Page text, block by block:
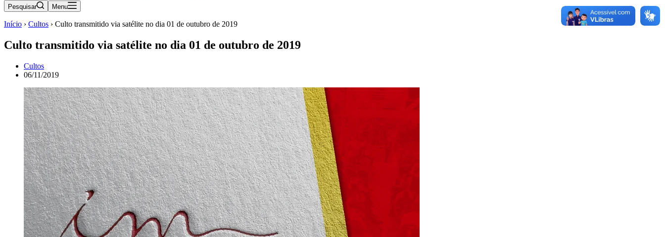
Pesquisar Menu
Início › Cultos › Culto transmitido via satélite no dia 01 de outubro de 2019
Culto transmitido via satélite no dia 01 de outubro de 2019
Cultos
06/11/2019